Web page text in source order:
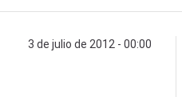
3 de julio de 2012 - 00:00